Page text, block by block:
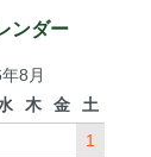
ンダー
8月
木 金
土
1